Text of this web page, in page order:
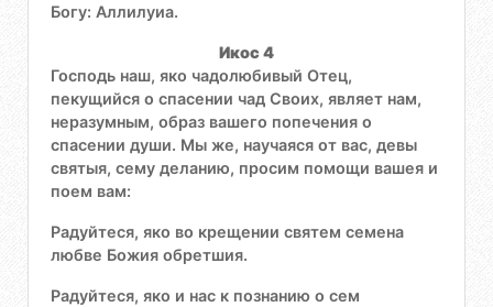
Богу: Аллилуиа.
Икос 4
Господь наш, яко чадолюбивый Отец,
пекущийся о спасении чад Своих, являет нам,
неразумным, образ вашего попечения о
спасении души. Мы же, научаяся от вас, девы
святыя, сему деланию, просим помощи вашея и
поем вам:
Радуйтеся, яко во крещении святем семена
любве Божия обретшия.
Радуйтеся, яко и нас к познанию о сем